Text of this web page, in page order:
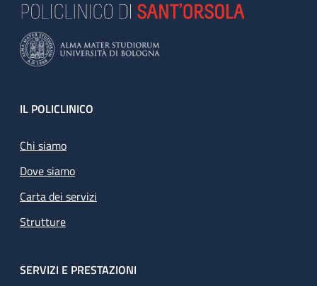
Footer
IL POLICLINICO
Chi siamo
Dove siamo
Carta dei servizi
Strutture
SERVIZI E PRESTAZIONI